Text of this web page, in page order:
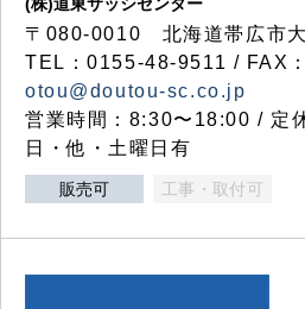
〒080-0010 北海道帯広市
TEL：0155-48-9511 / FAX
otou@doutou-sc.co.jp
営業時間：8:30〜18:00 / 定
日・他・土曜日有
販売可 工事・取付可